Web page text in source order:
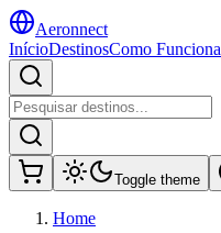
Aeronnect
InícioDestinosComo Funciona
Toggle theme
Home